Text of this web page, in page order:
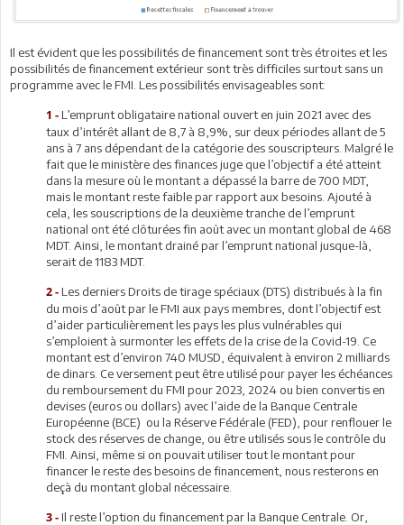
Il est évident que les possibilités de financement sont très étroites et les
possibilités de financement extérieur sont très difficiles surtout sans un
programme avec le FMI. Les possibilités envisageables sont:
1 - L’emprunt obligataire national ouvert en juin 2021 avec des
taux d’intérêt allant de 8,7 à 8,9%, sur deux périodes allant de 5
ans à 7 ans dépendant de la catégorie des souscripteurs. Malgré le
fait que le ministère des finances juge que l’objectif a été atteint
dans la mesure où le montant a dépassé la barre de 700 MDT,
mais le montant reste faible par rapport aux besoins. Ajouté à
cela, les souscriptions de la deuxième tranche de l’emprunt
national ont été clôturées fin août avec un montant global de 468
MDT. Ainsi, le montant drainé par l’emprunt national jusque-là,
serait de 1183 MDT.
2 - Les derniers Droits de tirage spéciaux (DTS) distribués à la fin
du mois d’août par le FMI aux pays membres, dont l’objectif est
d’aider particulièrement les pays les plus vulnérables qui
s’emploient à surmonter les effets de la crise de la Covid-19. Ce
montant est d’environ 740 MUSD, équivalent à environ 2 milliards
de dinars. Ce versement peut être utilisé pour payer les échéances
du remboursement du FMI pour 2023, 2024 ou bien convertis en
devises (euros ou dollars) avec l’aide de la Banque Centrale
Européenne (BCE) ou la Réserve Fédérale (FED), pour renflouer le
stock des réserves de change, ou être utilisés sous le contrôle du
FMI. Ainsi, même si on pouvait utiliser tout le montant pour
financer le reste des besoins de financement, nous resterons en
deçà du montant global nécessaire.
3 - Il reste l’option du financement par la Banque Centrale. Or,